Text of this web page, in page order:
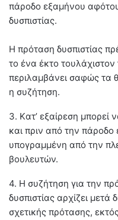
πάροδο εξαμήνου
δυσπιστίας.
H πρόταση δυσπιστίας
το ένα έκτο
περιλαμβάνει σαφώς τα
η συζήτηση.
3. Kατ’ εξαίρεση μπορεί
και πριν από την πάροδο
υπογραμμένη από την
βουλευτών.
4. H συζήτηση για την
δυσπιστίας αρχίζει
σχετικής πρότασης,